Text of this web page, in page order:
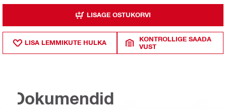
LISAGE OSTUKORVI
LISA LEMMIKUTE HULKA
KONTROLLIGE SAADA
VUST
Dokumendid